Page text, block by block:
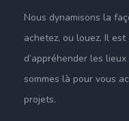
Nous dynamisons la
achetez, ou louez. Il est
d’appréhender les
sommes là pour vous
projets.